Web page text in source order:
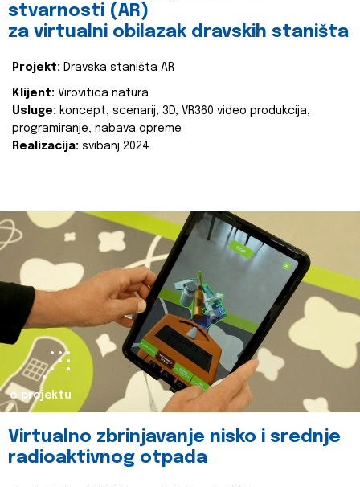
stvarnosti (AR)
za virtualni obilazak dravskih staništa
Projekt: Dravska staništa AR
Klijent: Virovitica natura
Usluge: koncept, scenarij, 3D, VR360 video produkcija,
programiranje, nabava opreme
Realizacija: svibanj 2024.
o projektu
Virtualno zbrinjavanje nisko i srednje
radioaktivnog otpada